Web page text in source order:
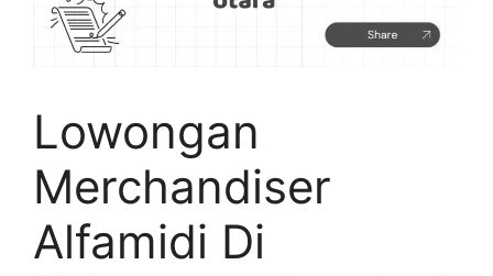
Lowongan
Merchandiser
Alfamidi Di